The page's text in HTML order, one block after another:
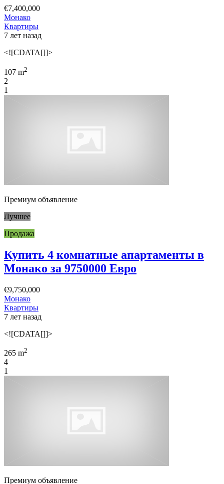
€7,400,000
Монако
Квартиры
7 лет назад
<![CDATA[]]>
107 m2
2
1
Премиум объявление
Лучшее
Продажа
Купить 4 комнатные апартаменты в
Монако за 9750000 Евро
€9,750,000
Монако
Квартиры
7 лет назад
<![CDATA[]]>
265 m2
4
1
Премиум объявление